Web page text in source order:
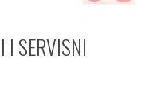
I SERVISNI